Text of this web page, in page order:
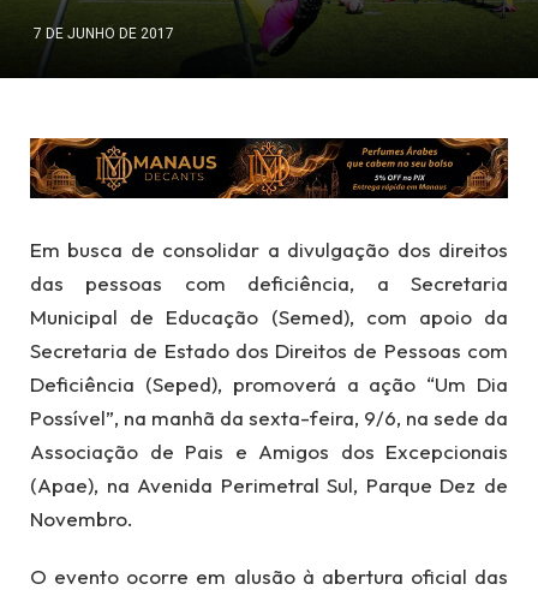
7 DE JUNHO DE 2017
Em busca de consolidar a divulgação dos direitos
das pessoas com deficiência, a Secretaria
Municipal de Educação (Semed), com apoio da
Secretaria de Estado dos Direitos de Pessoas com
Deficiência (Seped), promoverá a ação “Um Dia
Possível”, na manhã da sexta-feira, 9/6, na sede da
Associação de Pais e Amigos dos Excepcionais
(Apae), na Avenida Perimetral Sul, Parque Dez de
Novembro.
O evento ocorre em alusão à abertura oficial das